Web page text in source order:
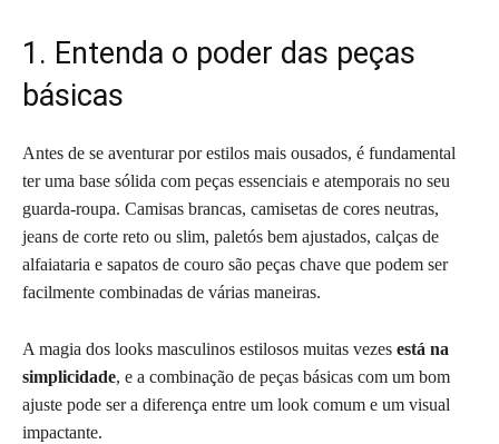
1. Entenda o poder das peças
básicas
Antes de se aventurar por estilos mais ousados, é fundamental
ter uma base sólida com peças essenciais e atemporais no seu
guarda-roupa. Camisas brancas, camisetas de cores neutras,
jeans de corte reto ou slim, paletós bem ajustados, calças de
alfaiataria e sapatos de couro são peças chave que podem ser
facilmente combinadas de várias maneiras.
A magia dos looks masculinos estilosos muitas vezes está na
simplicidade, e a combinação de peças básicas com um bom
ajuste pode ser a diferença entre um look comum e um visual
impactante.